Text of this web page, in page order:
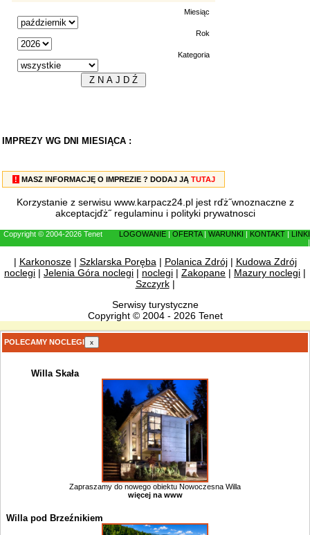
Miesiąc
Rok
Kategoria
IMPREZY WG DNI MIESIĄCA :
! MASZ INFORMACJĘ O IMPREZIE ? DODAJ JĄ TUTAJ
Korzystanie z serwisu www.karpacz24.pl jest rďż˝wnoznaczne z
akceptacjďż˝ regulaminu i polityki prywatnosci
Copyright © 2004-2026 Tenet LOGOWANIE OFERTA| WARUNKI KONTAKT
LINKI
| Karkonosze| Szklarska Poręba| Polanica Zdrój| Kudowa Zdrój
noclegi | Jelenia Góra noclegi | noclegi | Zakopane | Mazury noclegi |
Szczyrk|
Serwisy turystyczne
Copyright © 2004 - 2026 Tenet
POLECAMY NOCLEGI x
Willa Skała
Zapraszamy do nowego obiektu Nowoczesna Willa
więcej na www
Willa pod Brzeźnikiem